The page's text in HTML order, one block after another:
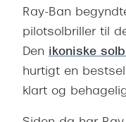
Ray-Ban
pilotsolbriller til
Den ikoniske
hurtigt en
klart og